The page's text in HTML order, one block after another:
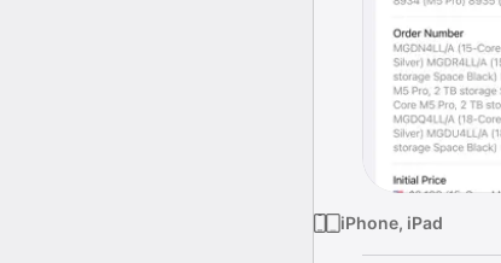
iPhone, iPad